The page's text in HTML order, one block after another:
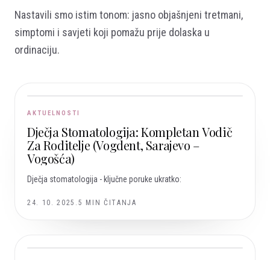
Nastavili smo istim tonom: jasno objašnjeni tretmani,
simptomi i savjeti koji pomažu prije dolaska u
ordinaciju.
AKTUELNOSTI
Dječja Stomatologija: Kompletan Vodič
Za Roditelje (Vogdent, Sarajevo –
Vogošća)
Dječja stomatologija - ključne poruke ukratko:
24. 10. 2025. 5 MIN ČITANJA